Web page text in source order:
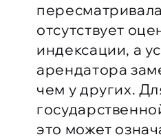
отсутствует
индексации, а
арендатора
чем у других.
это может